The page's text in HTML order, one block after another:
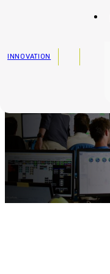
Zum Hauptinhalt springen
INNOVATION